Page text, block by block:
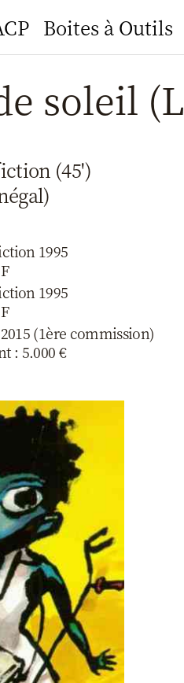
Boites à Outils
soleil
(45')
1995
1995
(1ère commission)
: 5.000 €